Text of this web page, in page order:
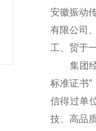
安徽振动
有限公司
工、贸于
集团经
标准证书”
信得过单
技、高品